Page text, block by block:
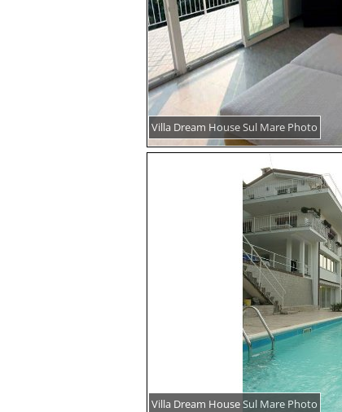
Villa Dream House Sul Mare Photo
Villa Dream House Sul Mare Photo